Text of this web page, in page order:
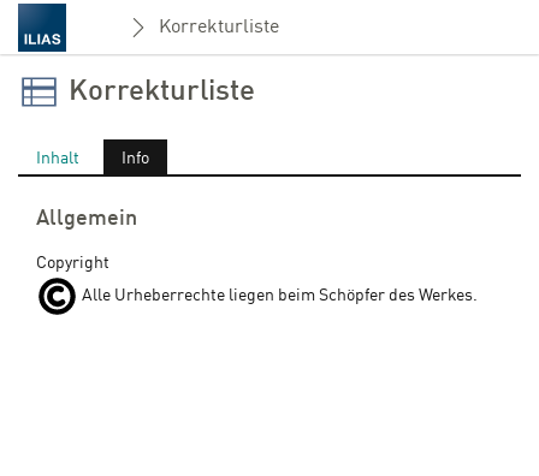
Korrekturliste
Korrekturliste
Inhalt Info
Allgemein
Copyright
Alle Urheberrechte liegen beim Schöpfer des Werkes.